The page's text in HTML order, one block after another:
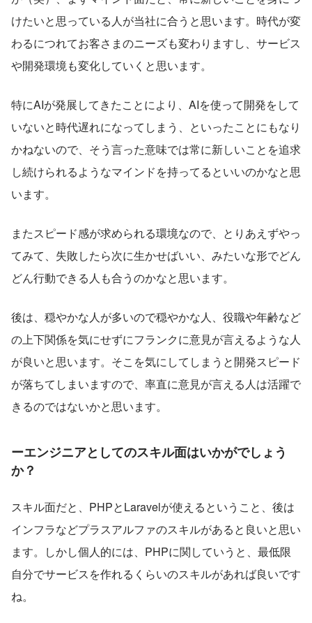
けたいと思っている人が当社に合うと思います。時代が変
わるにつれてお客さまのニーズも変わりますし、サービス
や開発環境も変化していくと思います。
特にAIが発展してきたことにより、AIを使って開発をして
いないと時代遅れになってしまう、といったことにもなり
かねないので、そう言った意味では常に新しいことを追求
し続けられるようなマインドを持ってるといいのかなと思
います。
またスピード感が求められる環境なので、とりあえずやっ
てみて、失敗したら次に生かせばいい、みたいな形でどん
どん行動できる人も合うのかなと思います。
後は、穏やかな人が多いので穏やかな人、役職や年齢など
の上下関係を気にせずにフランクに意見が言えるような人
が良いと思います。そこを気にしてしまうと開発スピード
が落ちてしまいますので、率直に意見が言える人は活躍で
きるのではないかと思います。
ーエンジニアとしてのスキル面はいかがでしょう
か？
スキル面だと、PHPとLaravelが使えるということ、後は
インフラなどプラスアルファのスキルがあると良いと思い
ます。しかし個人的には、PHPに関していうと、最低限
自分でサービスを作れるくらいのスキルがあれば良いです
ね。